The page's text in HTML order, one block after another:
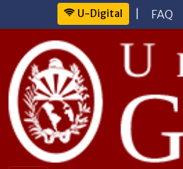
U-Digital FAQ